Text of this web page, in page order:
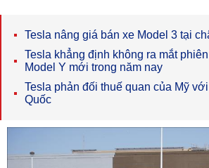
Tesla nâng giá bán xe Model 3 tại
Tesla khẳng định không ra mắt
Model Y mới trong năm nay
Tesla phản đối thuế quan của Mỹ
Quốc